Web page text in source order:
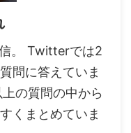
。 Twitterでは2
問に答えていま
の質問の中から
くまとめていま